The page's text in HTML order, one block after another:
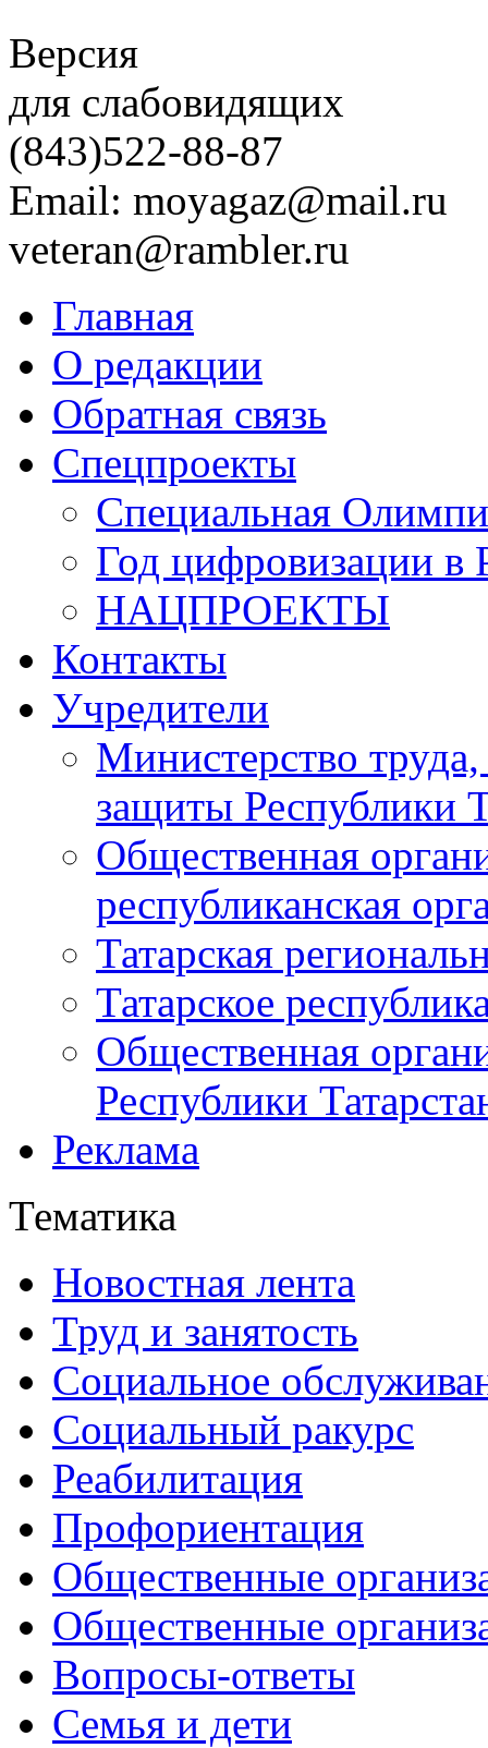
Версия
для слабовидящих
(843)522-88-87
Email: moyagaz@mail.ru
veteran@rambler.ru
Главная
О редакции
Обратная связь
Спецпроекты
Специальная
Год цифровизации в
НАЦПРОЕКТЫ
Контакты
Учредители
Министерство
защиты Республики
Общественная
республиканская
Татарская
Татарское
Общественная
Республики
Реклама
Тематика
Новостная лента
Труд и занятость
Социальное
Социальный ракурс
Реабилитация
Профориентация
Общественные
Общественные
Вопросы-ответы
Семья и дети